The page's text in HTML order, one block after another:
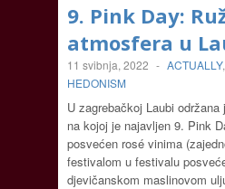
9. Pink Day:
atmosfera u
11 svibnja, 2022 - ACTUALLY,
HEDONISM
U zagrebačkoj Laubi
na kojoj je najavljen 9. Pink
posvećen rosé vinima
festivalom u festivalu
djevičanskom maslinovom